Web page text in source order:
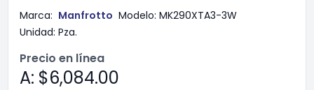
Marca: Manfrotto Modelo: MK290XTA3-3W
Unidad: Pza.
Precio en línea
A: $6,084.00